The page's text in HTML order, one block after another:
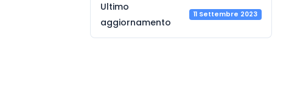
Ultimo
aggiornamento
11 Settembre 2023